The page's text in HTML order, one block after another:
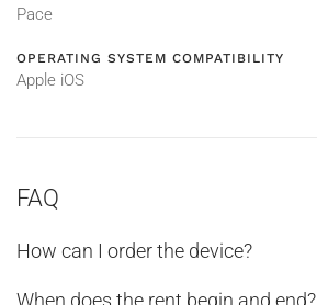
Pace
OPERATING SYSTEM COMPATIBILITY
Apple iOS
FAQ
How can I order the device?
When does the rent begin and end?